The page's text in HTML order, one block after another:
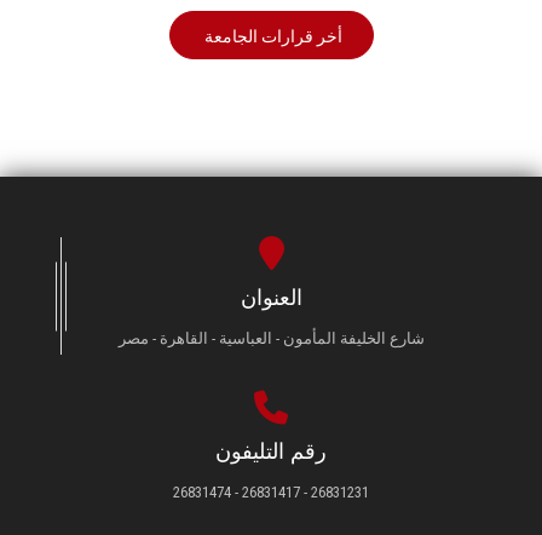
أخر قرارات الجامعة
العنوان
شارع الخليفة المأمون - العباسية - القاهرة - مصر
رقم التليفون
26831231 - 26831417 - 26831474